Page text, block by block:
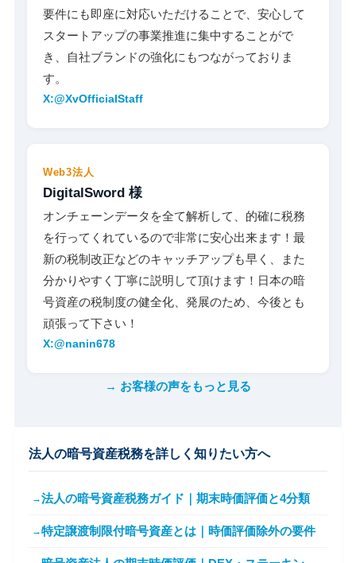
要件にも即座に対応いただけることで、安心して
スタートアップの事業推進に集中することがで
き、自社ブランドの強化にもつながっておりま
す。
X:@XvOfficialStaff
Web3法人
DigitalSword 様
オンチェーンデータを全て解析して、的確に税務
を行ってくれているので非常に安心出来ます！最
新の税制改正などのキャッチアップも早く、また
分かりやすく丁寧に説明して頂けます！日本の暗
号資産の税制度の健全化、発展のため、今後とも
頑張って下さい！
X:@nanin678
→ お客様の声をもっと見る
法人の暗号資産税務を詳しく知りたい方へ
法人の暗号資産税務ガイド｜期末時価評価と4分類
特定譲渡制限付暗号資産とは｜時価評価除外の要件